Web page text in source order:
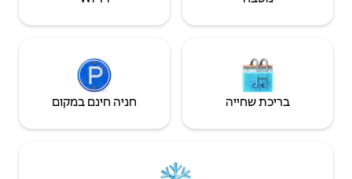
חניה חינם במקום